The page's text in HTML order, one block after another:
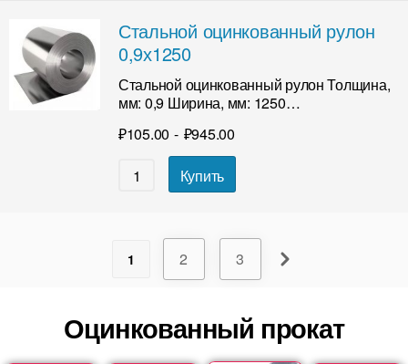
Стальной оцинкованный рулон
0,9х1250
Стальной оцинкованный рулон Толщина,
мм: 0,9 Ширина, мм: 1250…
₽105.00 - ₽945.00
Купить
1 2 3
Оцинкованный прокат